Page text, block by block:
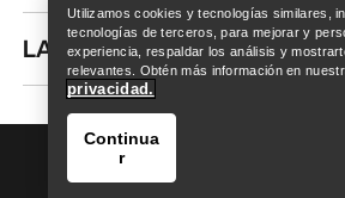
LAVA Y REPARA
Utilizamos cookies y tecnologías similares,
tecnologías de terceros, para mejorar y
experiencia, respaldar los análisis y
relevantes. Obtén más información en
privacidad.
Continua
r